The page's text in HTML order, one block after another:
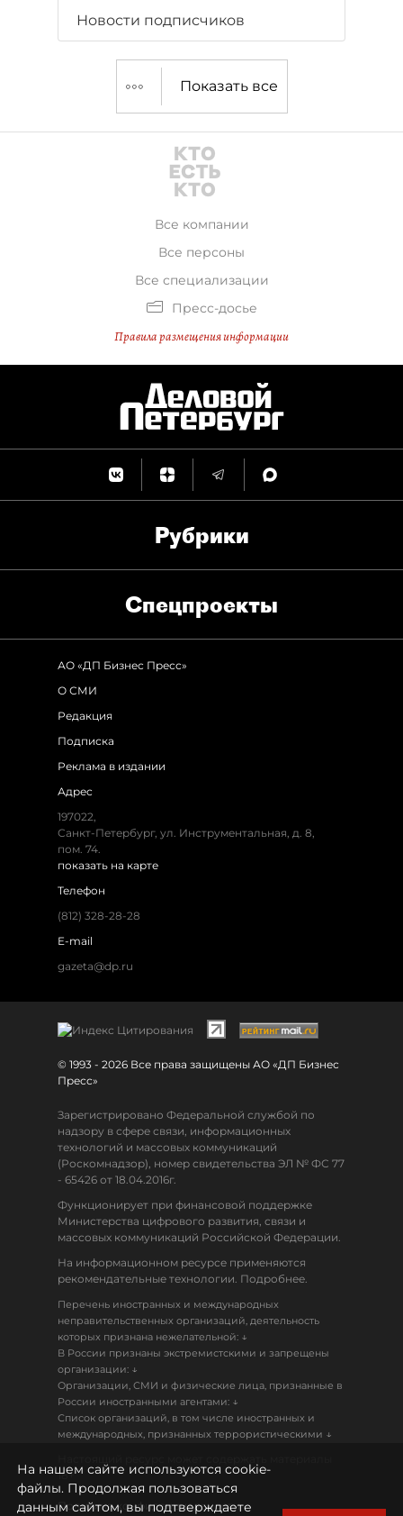
Новости подписчиков
Показать все
Все компании
Все персоны
Все специализации
Пресс-досье
Правила размещения информации
Рубрики
Спец­проекты
АО «ДП Бизнес Пресс»
О СМИ
Редакция
Подписка
Реклама в издании
Адрес
197022,
Санкт-Петербург, ул. Инструментальная, д. 8,
пом. 74.
показать на карте
Телефон
(812) 328-28-28
E-mail
gazeta@dp.ru
© 1993 - 2026 Все права защищены АО «ДП Бизнес
Пресс»
Зарегистрировано Федеральной службой по
надзору в сфере связи, информационных
технологий и массовых коммуникаций
(Роскомнадзор), номер свидетельства ЭЛ № ФС 77
- 65426 от 18.04.2016г.
Функционирует при финансовой поддержке
Министерства цифрового развития, связи и
массовых коммуникаций Российской Федерации.
На информационном ресурсе применяются
рекомендательные технологии. Подробнее.
Перечень иностранных и международных
неправительственных организаций, деятельность
которых признана нежелательной: ↓
В России признаны экстремистскими и запрещены
организации: ↓
Организации, СМИ и физические лица, признанные в
России иностранными агентами: ↓
Список организаций, в том числе иностранных и
международных, признанных террористическими ↓
18+
Политика конфиденциальности
На нашем сайте используются cookie-
файлы. Продолжая пользоваться
данным сайтом, вы подтверждаете